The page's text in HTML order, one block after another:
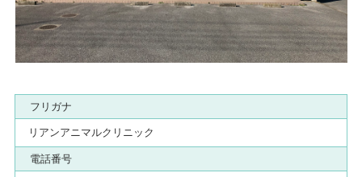
フリガナ
リアンアニマルクリニック
電話番号